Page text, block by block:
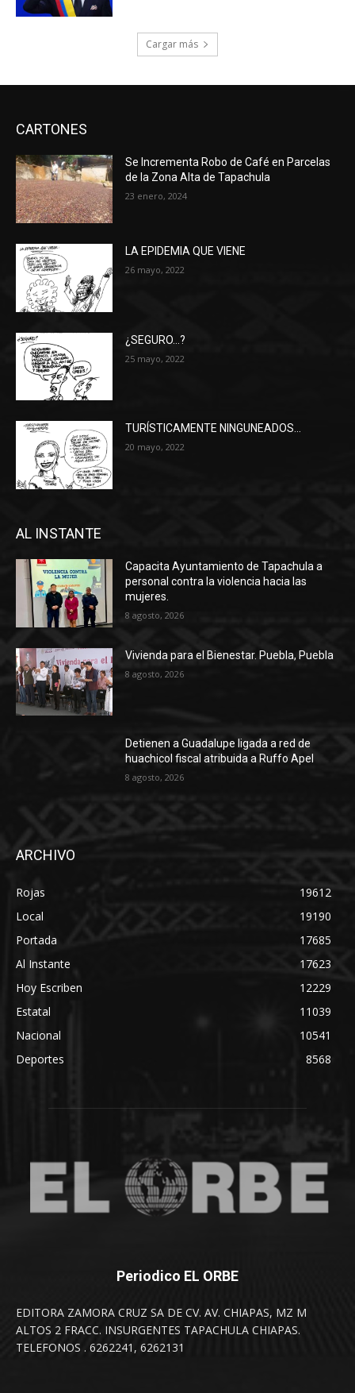
Cargar más
CARTONES
Se Incrementa Robo de Café en Parcelas
de la Zona Alta de Tapachula
23 enero, 2024
LA EPIDEMIA QUE VIENE
26 mayo, 2022
¿SEGURO…?
25 mayo, 2022
TURÍSTICAMENTE NINGUNEADOS…
20 mayo, 2022
AL INSTANTE
Capacita Ayuntamiento de Tapachula a
personal contra la violencia hacia las
mujeres.
8 agosto, 2026
Vivienda para el Bienestar. Puebla, Puebla
8 agosto, 2026
Detienen a Guadalupe ligada a red de
huachicol fiscal atribuida a Ruffo Apel
8 agosto, 2026
ARCHIVO
Rojas
19612
Local
19190
Portada
17685
Al Instante
17623
Hoy Escriben
12229
Estatal
11039
Nacional
10541
Deportes
8568
Periodico EL ORBE
EDITORA ZAMORA CRUZ SA DE CV. AV. CHIAPAS, MZ M
ALTOS 2 FRACC. INSURGENTES TAPACHULA CHIAPAS.
TELEFONOS . 6262241, 6262131